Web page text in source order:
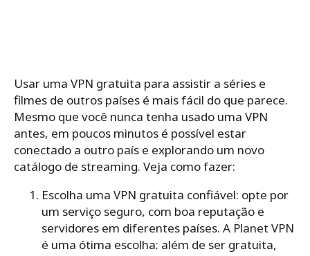
Usar uma VPN gratuita para assistir a séries e
filmes de outros países é mais fácil do que parece.
Mesmo que você nunca tenha usado uma VPN
antes, em poucos minutos é possível estar
conectado a outro país e explorando um novo
catálogo de streaming. Veja como fazer:
Escolha uma VPN gratuita confiável: opte por
um serviço seguro, com boa reputação e
servidores em diferentes países. A Planet VPN
é uma ótima escolha: além de ser gratuita,